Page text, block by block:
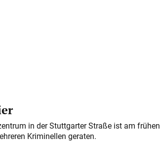
in der Stuttgarter Straße ist am frühen
Kriminellen geraten.